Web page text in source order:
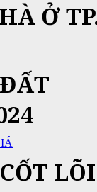
Ở
LÕI